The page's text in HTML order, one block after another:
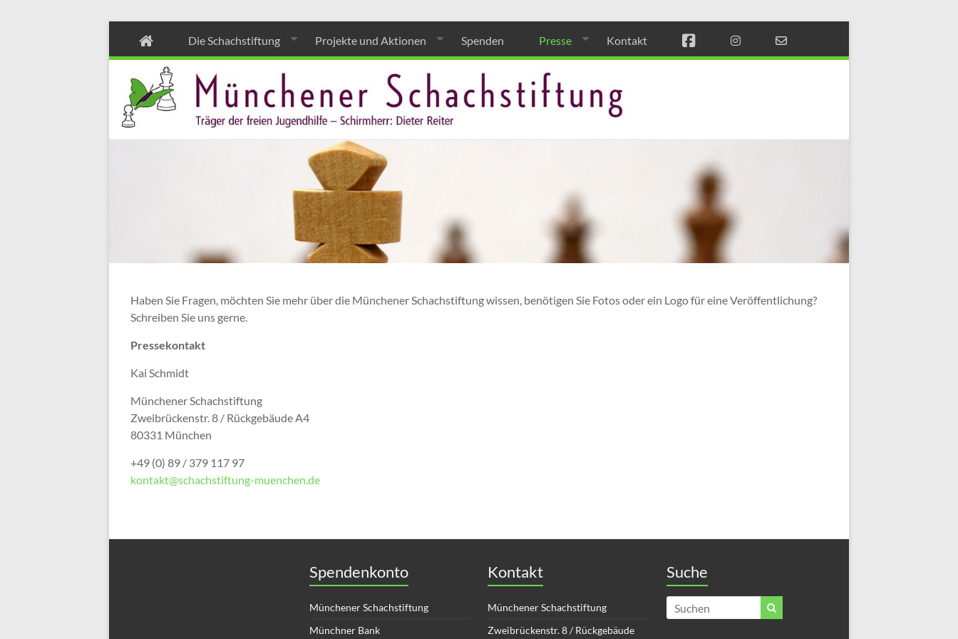
Münchener
Schach
Die Schachstiftung Projekte und Aktionen Spenden Presse Kontakt
Haben Sie Fragen, möchten Sie mehr über die Münchener Schachstiftung wissen, benötigen Sie Fotos oder ein Logo für eine Veröffentlichung?
Schreiben Sie uns gerne.
Pressekontakt
Kai Schmidt
Münchener Schachstiftung
Zweibrückenstr. 8 / Rückgebäude A4
80331 München
+49 (0) 89 / 379 117 97
kontakt@schachstiftung-muenchen.de
Spendenkonto
Münchener Schachstiftung
Münchner Bank
Kontakt
Münchener Schachstiftung
Zweibrückenstr. 8 / Rückgebäude
Suche